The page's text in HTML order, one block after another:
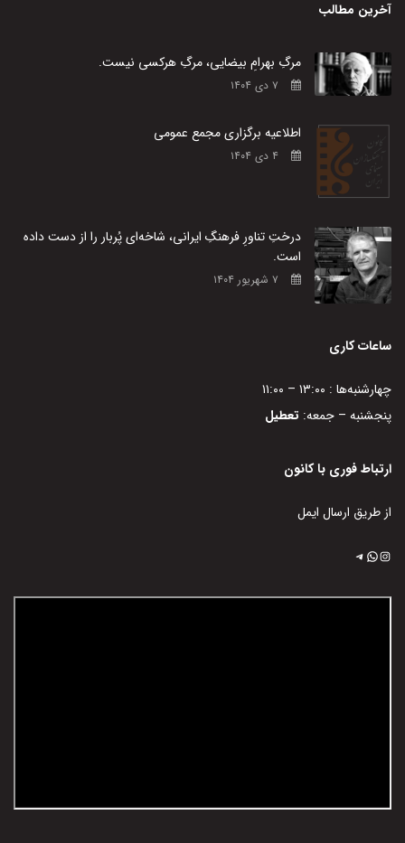
آخرین مطالب
مرگِ بهرامِ بیضایی، مرگِ هرکسی نیست.
اطلاعیه برگزاری مجمع عمومی
درختِ تناورِ فرهنگِ ایرانی، شاخه‌ای پُربار را از دست داده
است.
ساعات کاری
چهارشنبه‌ها : ۱۳:۰۰ – ۱۱:۰۰
پنجشنبه – جمعه: تعطیل
ارتباط فوری با کانون
از طریق ارسال ایمل
اینستاگرم
واتس‌اپ
تلگرام